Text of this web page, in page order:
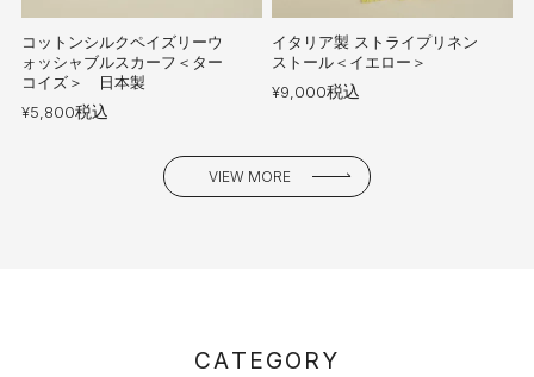
コットンシルクペイズリーウ
ォッシャブルスカーフ＜ター
コイズ＞ 日本製
¥5,800税込
イタリア製 ストライプリネン
ストール＜イエロー＞
¥9,000税込
VIEW MORE
CAT EGO RY